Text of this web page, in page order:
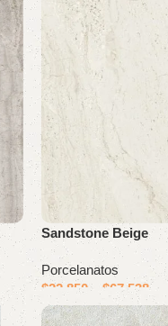
Sandstone Beige
Porcelanatos
$22.850– $67.538